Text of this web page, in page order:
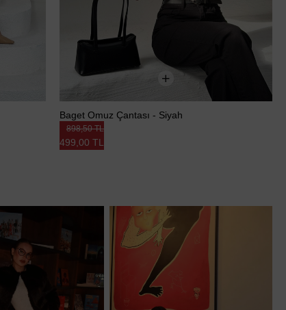
Baget Omuz Çantası - Siyah
499,00 TL
898,50 TL